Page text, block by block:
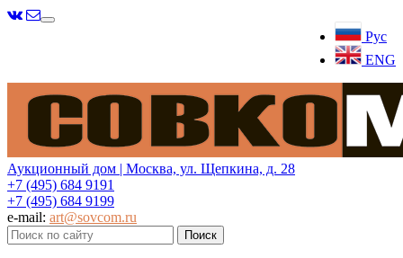
Рус
ENG
Меню
Аукционный дом | Москва, ул. Щепкина, д. 28
+7 (495) 684 9191
+7 (495) 684 9199
e-mail: art@sovcom.ru